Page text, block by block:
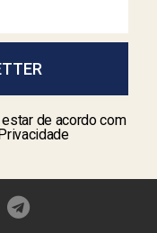
de acordo com